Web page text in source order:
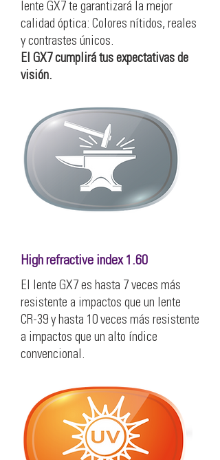
lente GX7 te garantizará la mejor
calidad óptica: Colores nítidos, reales
y contrastes únicos.
El GX7 cumplirá tus expectativas de
visión.
High refractive index 1.60
El lente GX7 es hasta 7 veces más
resistente a impactos que un lente
CR-39 y hasta 10 veces más resistente
a impactos que un alto índice
convencional.